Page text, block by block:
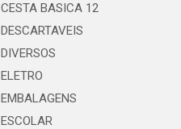
CESTA BASICA 12
DESCARTAVEIS
DIVERSOS
ELETRO
EMBALAGENS
ESCOLAR